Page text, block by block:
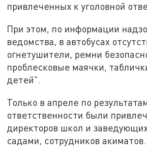
привлеченных к уголовной
При этом, по информации
ведомства, в автобусах
огнетушители, ремни
проблесковые маячки,
детей".
Только в апреле по
ответственности были
директоров школ и
садами, сотрудников акиматов.